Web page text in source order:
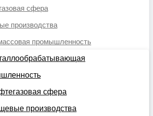
сфера
производства
промышленность
сфера
производства